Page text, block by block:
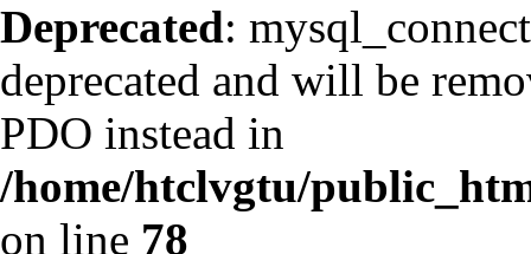
Deprecated:
deprecated and will be
PDO instead in
/home/htclvgtu/
on line 78